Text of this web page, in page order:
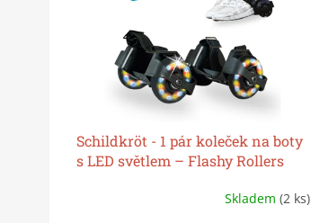
kSchildkröt - 1 pár koleček na boty
s LED světlem – Flashy Rollers
Skladem (2 ks)